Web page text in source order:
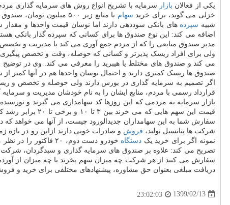
یکی از فعالان بازار سرمایه با تشریح انواع روش های سرمایه گذاری
خزلی می گوید، برای خرید سهام
با منابع زیر ۵۰۰
شبیه سپرده
اضافه می کند: این نوع صندوق ها برای کسانی که سپرده گذار بانکی
مدیر صندوق منابعی را که از مردم جمع آوری می کند با مدیریت و تخصص
ولی برای افراد ریسک پذیرتر و کسانی که حوصله، وقت و تخصص پیگیری
می کند و صندوق های مختلط یا هیبرید را معرفی می کند. وی در توضیح
اگر تصمیم به سرمایه گذاری در بورس دارند ولی حوصله و تخصص و
قرارداد رسمی با مردم، منابع ایشان را به نام خودشان مدیریت و سرمایه گذاری می کنند.
بازار سرمایه به مردمی که این روزها کد سهامداری می گیرند و
قیمت این سهم
شرکت ها پتانسیل تولید، فروش و صادرات خوبی دارند ازاین رو در بازه
نمونه اگر برای خرید یک دستگاه
تصریح می کند: علاوه بر صندوق های سرمایه گذاری و سبدگردان،
سفارش می کنند از هر شرکت چه میزان سهم بخرند یا چه میزان از
دریافت مبلغی بعنوان حق مشاوره، پیشنهادهای مختلفی برای خرید و فروش
1399/02/13
23:02:03